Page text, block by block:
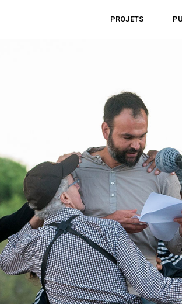
PROJETS